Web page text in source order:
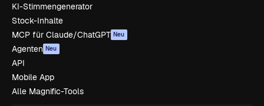
KI-Stimmengenerator
Stock-Inhalte
MCP für Claude/ChatGPT Neu
Agenten Neu
API
Mobile App
Alle Magnific-Tools